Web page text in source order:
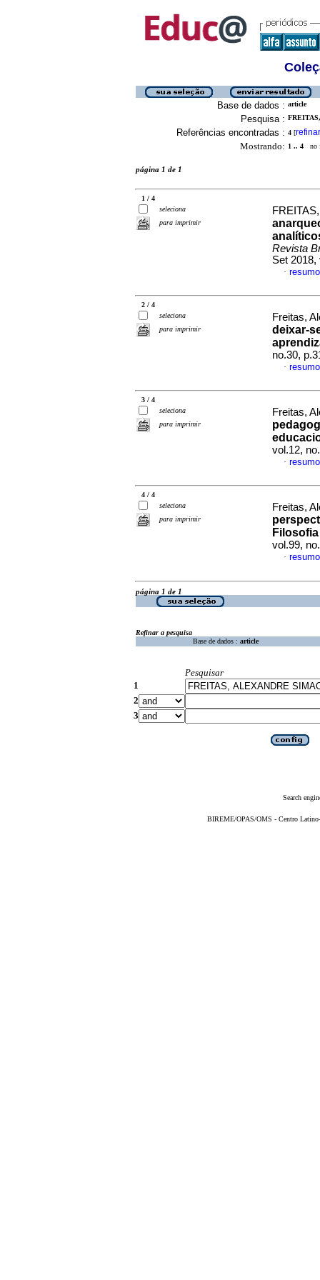
Base de dados : article
Pesquisa :
Referências encontradas : 4 [refinar
Mostrando: 1 .. 4 no
página 1 de 1
1 / 4
seleciona
para imprimir
Revista
Set 2018,
·
2 / 4
seleciona
para imprimir
Freitas,
deixar-
no.30,
·
3 / 4
seleciona
para imprimir
Freitas,
vol.12,
·
4 / 4
seleciona
para imprimir
Freitas,
vol.99,
·
página 1 de 1
Refinar a pesquisa
Base de dados : article
Pesquisar
1
2
3
Search
BIREME/OPAS/OMS - Centro Latino-